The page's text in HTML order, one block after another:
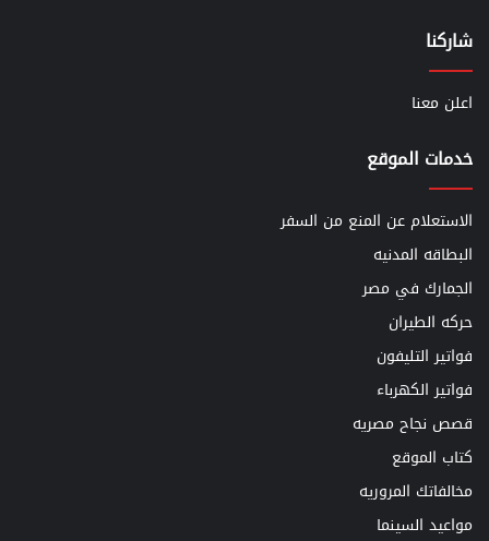
شاركنا
اعلن معنا
خدمات الموقع
الاستعلام عن المنع من السفر
البطاقه المدنيه
الجمارك في مصر
حركه الطيران
فواتير التليفون
فواتير الكهرباء
قصص نجاح مصريه
كتاب الموقع
مخالفاتك المروريه
مواعيد السينما